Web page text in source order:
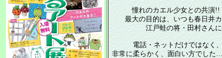
憧れのカエル少女との共演
最大の目的は、いつも春日井
江戸蛙の将・田村さん
電話・ネットだけではなく
非常に柔らかく、面白い方でした